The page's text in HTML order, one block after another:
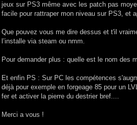
jeux sur PS3 même avec les patch pas
facile pour rattraper mon niveau sur PS3, et
Que pouvez vous me dire dessus et t'il
l’installe via steam ou nmm.
Pour demander plus : quelle est le nom des
Et enfin PS : Sur PC les compétences
déjà pour exemple en forgeage 85 pour un
fer et activer la pierre du destrier bref....
Merci a vous !